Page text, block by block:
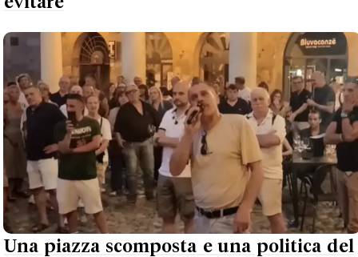
Una piazza scomposta e una politica del